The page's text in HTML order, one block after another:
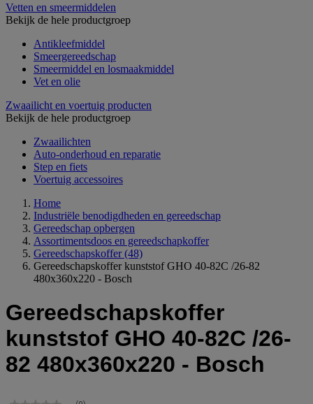
Vetten en smeermiddelen
Bekijk de hele productgroep
Antikleefmiddel
Smeergereedschap
Smeermiddel en losmaakmiddel
Vet en olie
Zwaailicht en voertuig producten
Bekijk de hele productgroep
Zwaailichten
Auto-onderhoud en reparatie
Step en fiets
Voertuig accessoires
Home
Industriële benodigdheden en gereedschap
Gereedschap opbergen
Assortimentsdoos en gereedschapkoffer
Gereedschapskoffer (48)
Gereedschapskoffer kunststof GHO 40-82C /26-82
480x360x220 - Bosch
Gereedschapskoffer
kunststof GHO 40-82C /26-
82 480x360x220 - Bosch